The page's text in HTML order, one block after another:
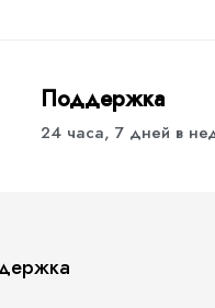
Поддержка
24 часа, 7 дней в